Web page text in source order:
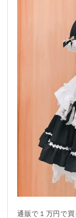
通販で１万円で